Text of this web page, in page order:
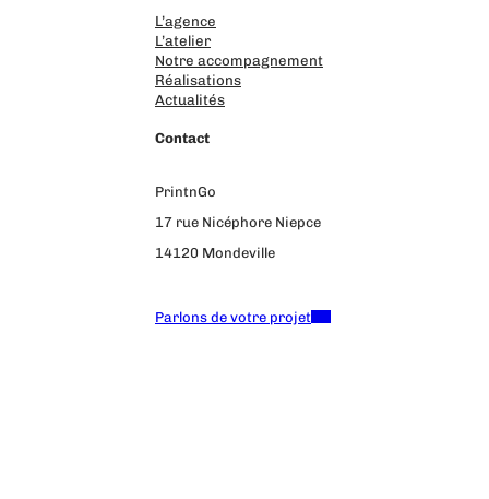
L’agence
L’atelier
Notre accompagnement
Réalisations
Actualités
Contact
PrintnGo
17 rue Nicéphore Niepce
14120 Mondeville
Parlons de votre projet